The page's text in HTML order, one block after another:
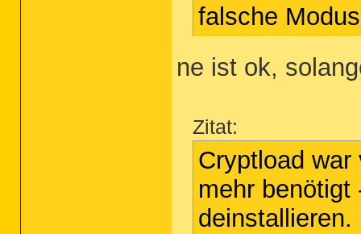
falsche
ne ist ok,
Zitat:
Cryptload
mehr benötigt
deinstallieren.